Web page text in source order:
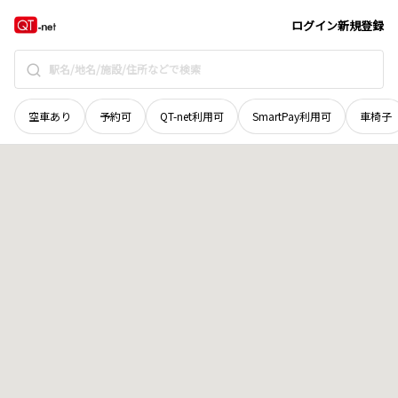
ログイン新規登録
空車あり 予約可 QT-net利用可 SmartPay利用可 車椅子
奈良県